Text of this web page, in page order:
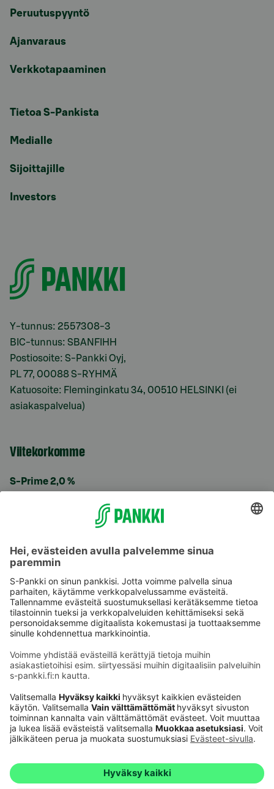
Peruutuspyyntö
Ajanvaraus
Verkkotapaaminen
Tietoa S-Pankista
Medialle
Sijoittajille
Investors
Y-tunnus: 2557308-3
BIC-tunnus: SBANFIHH
Postiosoite: S-Pankki Oyj,
PL 77, 00088 S-RYHMÄ
Katuosoite: Fleminginkatu 34, 00510 HELSINKI (ei
asiakaspalvelua)
Viitekorkomme
S-Prime 2,0 %
Käyttöehdot
Saavutettavuusseloste
Evästeet
Verkkopalvelujen käytön edellytykset